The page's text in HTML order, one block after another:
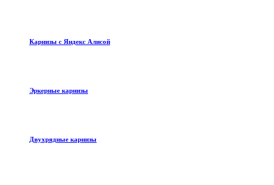
Карнизы с Яндекс Алисой
Эркерные карнизы
Двухрядные карнизы